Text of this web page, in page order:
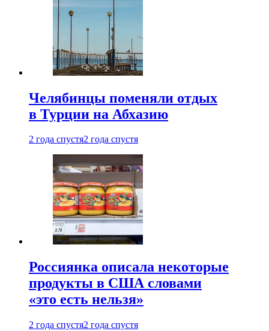
Челябинцы поменяли отдых
в Турции на Абхазию
2 года спустя2 года спустя
Россиянка описала некоторые
продукты в США словами
«это есть нельзя»
2 года спустя2 года спустя